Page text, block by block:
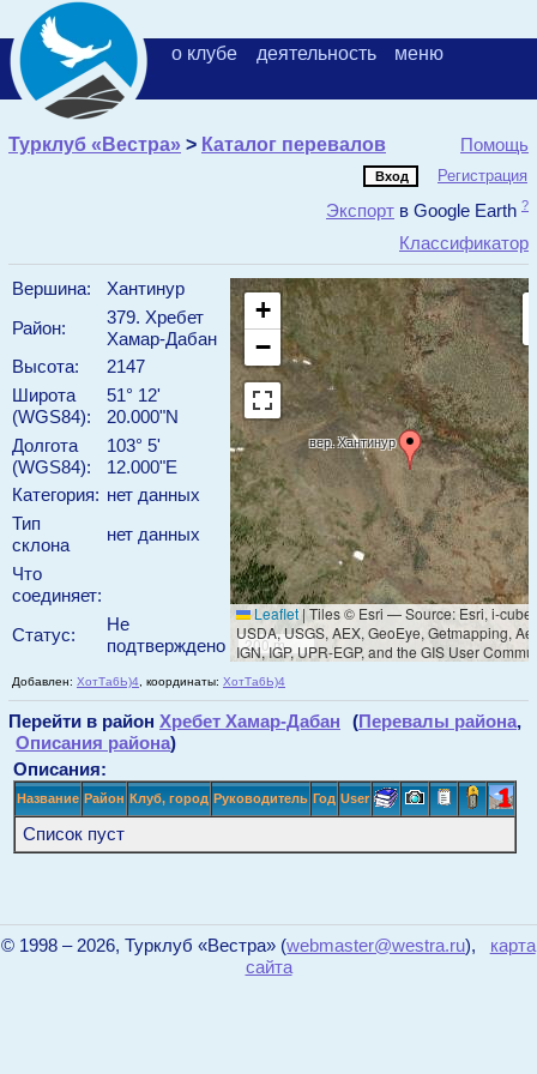
о клубе деятельность меню
Турклуб «Вестра» > Каталог перевалов Помощь
Регистрация
Экспорт в Google Earth ?
Классификатор
Вершина: Хантинур
вер. Хантинур
+
−
200 m
Leaflet | Tiles © Esri — Source: Esri, i-
USDA, USGS, AEX, GeoEye, Getmapping,
IGN, IGP, UPR-EGP, and the GIS User
Район:
379. Хребет
Хамар-Дабан
Высота:
2147
Широта
(WGS84):
51° 12'
20.000"N
Долгота
(WGS84):
103° 5'
12.000"E
Категория: нет данных
Тип
склона
нет данных
Что
соединяет:
Статус:
Не
подтверждено
Добавлен: ХотТа6Ь)4 , координаты: ХотТа6Ь)4
Перейти в район Хребет Хамар-Дабан (Перевалы района,
Описания района)
Описания:
Название Район Клуб, город Руководитель Год User
Список пуст
© 1998 – 2026, Турклуб «Вестра» (webmaster@westra.ru),
карта
сайта